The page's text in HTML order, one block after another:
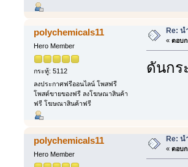
polychemicals11
Hero Member
กระทู้: 5112
ลงประกาศฟรีออนไลน์ โพสฟรี
โพสต์ขายของฟรี ลงโฆษณาสินค้า
ฟรี โฆษณาสินค้าฟรี
Re: น
« ตอบก
ดันกร
polychemicals11
Hero Member
Re: น
« ตอบก